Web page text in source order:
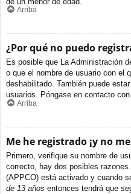
Arriba
¿Por qué no puedo
Es posible que La Administración
o que el nombre de usuario con el
deshabilitado. También puede
usuarios. Póngase en contacto
Arriba
Me he registrado ¡y no
Primero, verifique su nombre de
correcto, hay dos posibles
(APPCO) está activado y cuando
de 13 años entonces tendrá que